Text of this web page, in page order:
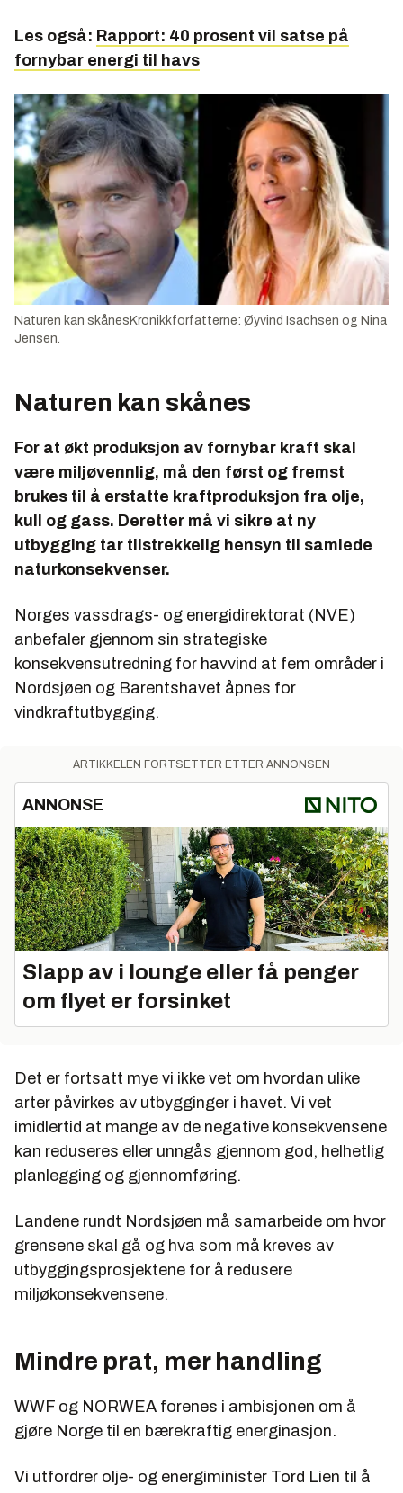
Les også: Rapport: 40 prosent vil satse på
fornybar energi til havs
Naturen kan skånesKronikkforfatterne: Øyvind Isachsen og Nina
Jensen.
Naturen kan skånes
For at økt produksjon av fornybar kraft skal
være miljøvennlig, må den først og fremst
brukes til å erstatte kraftproduksjon fra olje,
kull og gass. Deretter må vi sikre at ny
utbygging tar tilstrekkelig hensyn til samlede
naturkonsekvenser.
Norges vassdrags- og energidirektorat (NVE)
anbefaler gjennom sin strategiske
konsekvensutredning for havvind at fem områder i
Nordsjøen og Barentshavet åpnes for
vindkraftutbygging.
ARTIKKELEN FORTSETTER ETTER ANNONSEN
ANNONSE
Slapp av i lounge eller få penger
om flyet er forsinket
Det er fortsatt mye vi ikke vet om hvordan ulike
arter påvirkes av utbygginger i havet. Vi vet
imidlertid at mange av de negative konsekvensene
kan reduseres eller unngås gjennom god, helhetlig
planlegging og gjennomføring.
Landene rundt Nordsjøen må samarbeide om hvor
grensene skal gå og hva som må kreves av
utbyggingsprosjektene for å redusere
miljøkonsekvensene.
Mindre prat, mer handling
WWF og NORWEA forenes i ambisjonen om å
gjøre Norge til en bærekraftig energinasjon.
Vi utfordrer olje- og energiminister Tord Lien til å